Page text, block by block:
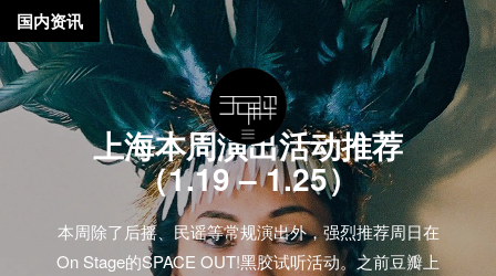
上海本周演出活动推荐
（1.19 – 1.25）
本周除了后摇、民谣等常规演出外，强烈推荐周日在
On Stage的SPACE OUT!黑胶试听活动。之前豆瓣上
国内资讯